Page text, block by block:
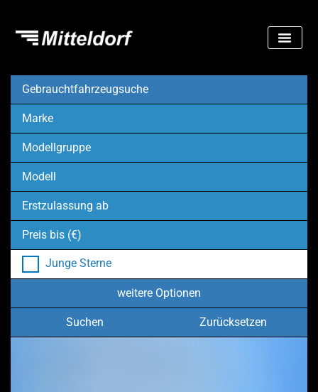
Gebrauchtfahrzeugsuche
Marke
Modellgruppe
Modell
Erstzulassung ab
Preis bis (€)
Junge Sterne
weitere Optionen
Suchen Zurücksetzen